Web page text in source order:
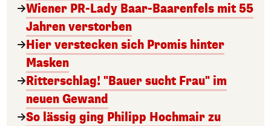
Wiener PR-Lady Baar-Baarenfels mit 55
Jahren verstorben
Hier verstecken sich Promis hinter
Masken
Ritterschlag! "Bauer sucht Frau" im
neuen Gewand
So lässig ging Philipp Hochmair zu